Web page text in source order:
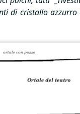
di cristallo